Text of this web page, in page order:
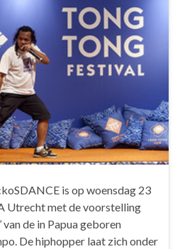
is op woensdag 23
Utrecht met de voorstelling
van de in Papua geboren
De hiphopper laat zich onder